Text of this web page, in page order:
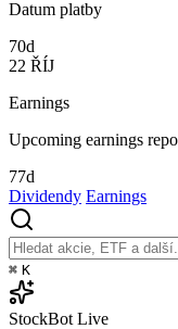
Datum platby
70d
22 ŘÍJ
Earnings
Upcoming earnings
77d
Dividendy Earnings
⌘ K
StockBot Live